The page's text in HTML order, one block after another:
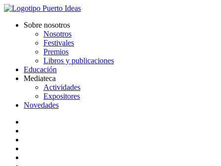
Sobre nosotros
Nosotros
Festivales
Premios
Libros y publicaciones
Educación
Mediateca
Actividades
Expositores
Novedades